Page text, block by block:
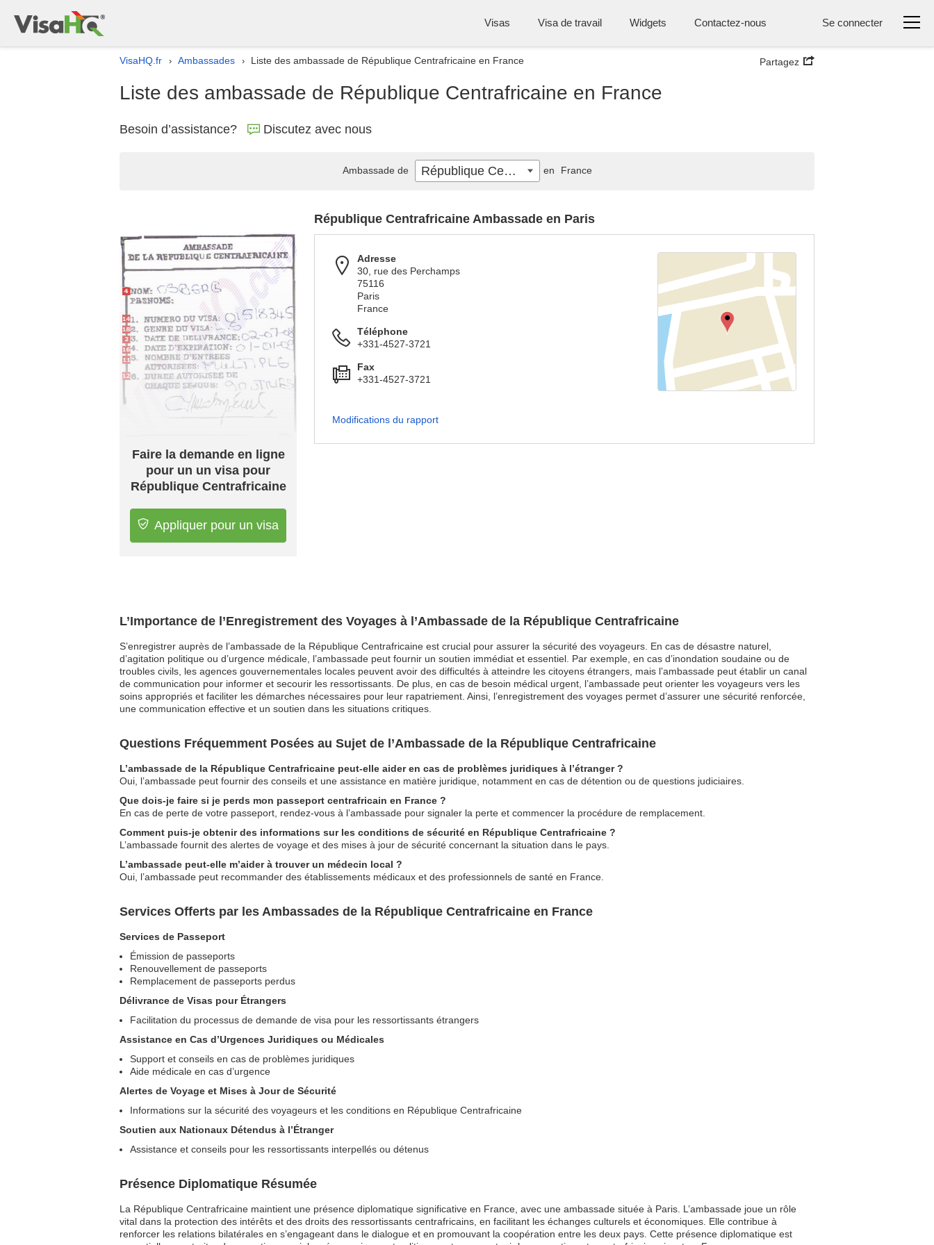
Visas Visa de travail Widgets Contactez-nous Se connecter
VisaHQ.fr › Ambassades › Liste des ambassade de République Centrafricaine en France Partagez
Liste des ambassade de République Centrafricaine en France
Besoin d’assistance? Discutez avec nous
L’Importance de l’Enregistrement des Voyages à l’Ambassade de la République Centrafricaine
S’enregistrer auprès de l’ambassade de la République Centrafricaine est crucial pour assurer la sécurité des voyageurs. En cas de désastre naturel,
d’agitation politique ou d’urgence médicale, l’ambassade peut fournir un soutien immédiat et essentiel. Par exemple, en cas d’inondation soudaine ou de
troubles civils, les agences gouvernementales locales peuvent avoir des difficultés à atteindre les citoyens étrangers, mais l’ambassade peut établir un canal
de communication pour informer et secourir les ressortissants. De plus, en cas de besoin médical urgent, l’ambassade peut orienter les voyageurs vers les
soins appropriés et faciliter les démarches nécessaires pour leur rapatriement. Ainsi, l’enregistrement des voyages permet d’assurer une sécurité renforcée,
une communication effective et un soutien dans les situations critiques.
Questions Fréquemment Posées au Sujet de l’Ambassade de la République Centrafricaine
L’ambassade de la République Centrafricaine peut-elle aider en cas de problèmes juridiques à l’étranger ?
Oui, l’ambassade peut fournir des conseils et une assistance en matière juridique, notamment en cas de détention ou de questions judiciaires.
Que dois-je faire si je perds mon passeport centrafricain en France ?
En cas de perte de votre passeport, rendez-vous à l’ambassade pour signaler la perte et commencer la procédure de remplacement.
Comment puis-je obtenir des informations sur les conditions de sécurité en République Centrafricaine ?
L’ambassade fournit des alertes de voyage et des mises à jour de sécurité concernant la situation dans le pays.
L’ambassade peut-elle m’aider à trouver un médecin local ?
Oui, l’ambassade peut recommander des établissements médicaux et des professionnels de santé en France.
Services Offerts par les Ambassades de la République Centrafricaine en France
Services de Passeport
Émission de passeports
Renouvellement de passeports
Remplacement de passeports perdus
Délivrance de Visas pour Étrangers
Facilitation du processus de demande de visa pour les ressortissants étrangers
Assistance en Cas d’Urgences Juridiques ou Médicales
Support et conseils en cas de problèmes juridiques
Aide médicale en cas d’urgence
Alertes de Voyage et Mises à Jour de Sécurité
Informations sur la sécurité des voyageurs et les conditions en République Centrafricaine
Soutien aux Nationaux Détendus à l’Étranger
Assistance et conseils pour les ressortissants interpellés ou détenus
Présence Diplomatique Résumée
La République Centrafricaine maintient une présence diplomatique significative en France, avec une ambassade située à Paris. L’ambassade joue un rôle
vital dans la protection des intérêts et des droits des ressortissants centrafricains, en facilitant les échanges culturels et économiques. Elle contribue à
renforcer les relations bilatérales en s’engageant dans le dialogue et en promouvant la coopération entre les deux pays. Cette présence diplomatique est
Faire la demande en ligne
pour un un visa pour
République Centrafricaine
Appliquer pour un visa
République Centrafricaine Ambassade en Paris
Adresse
30, rue des Perchamps
75116
Paris
France
Téléphone
+331-4527-3721
Fax
+331-4527-3721
Modifications du rapport
Ambassade de République Centrafricaine en France